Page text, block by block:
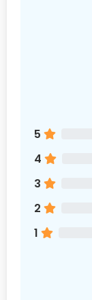
5
4
3
2
1